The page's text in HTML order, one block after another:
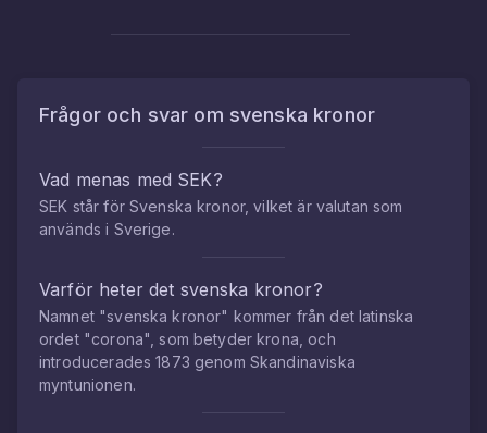
Frågor och svar om svenska kronor
Vad menas med SEK?
SEK står för Svenska kronor, vilket är valutan som
används i Sverige.
Varför heter det svenska kronor?
Namnet "svenska kronor" kommer från det latinska
ordet "corona", som betyder krona, och
introducerades 1873 genom Skandinaviska
myntunionen.